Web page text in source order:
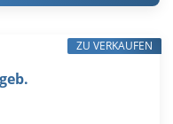
ZU VERKAUFEN